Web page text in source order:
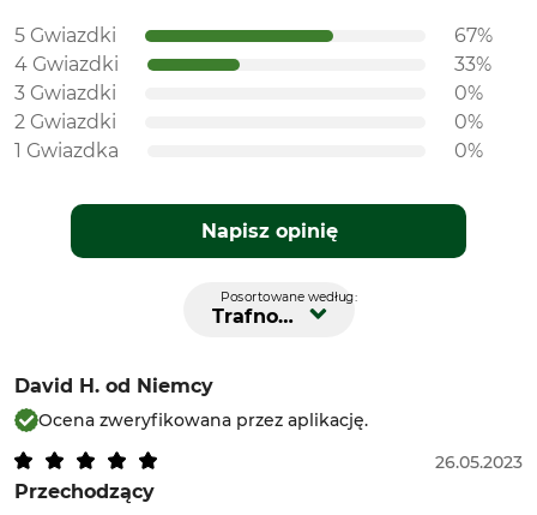
5 Gwiazdki
67%
4 Gwiazdki
33%
3 Gwiazdki
0%
2 Gwiazdki
0%
1 Gwiazdka
0%
Napisz opinię
Posortowane według:
Trafność
David H. od Niemcy
Ocena zweryfikowana przez aplikację.
Przechodzący
26.05.2023